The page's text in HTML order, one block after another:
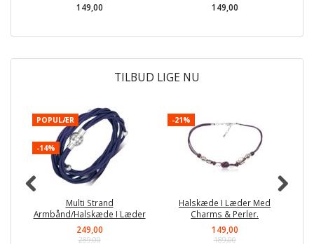
149,00
149,00
TILBUD LIGE NU
POPULÆR
-14%
Multi Strand
Armbånd/Halskæde I Læder
249,00
289,00
-21%
Halskæde I Læder Med
Charms & Perler.
149,00
189,00